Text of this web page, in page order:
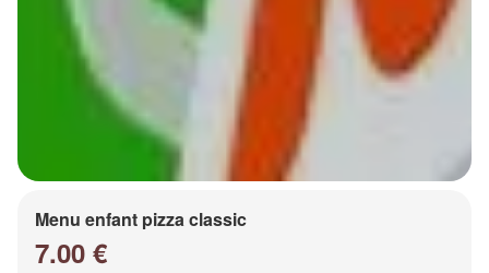
Menu enfant pizza classic
7.00 €